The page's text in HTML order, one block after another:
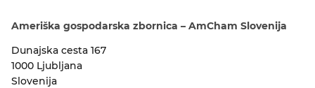
Ameriška gospodarska zbornica – AmCham Slovenija
Dunajska cesta 167
1000 Ljubljana
Slovenija